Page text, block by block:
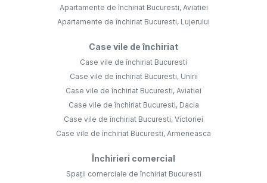
Apartamente de închiriat Bucuresti, Aviatiei
Apartamente de închiriat Bucuresti, Lujerului
Case vile de închiriat
Case vile de închiriat Bucuresti
Case vile de închiriat Bucuresti, Unirii
Case vile de închiriat Bucuresti, Aviatiei
Case vile de închiriat Bucuresti, Dacia
Case vile de închiriat Bucuresti, Victoriei
Case vile de închiriat Bucuresti, Armeneasca
Închirieri comercial
Spații comerciale de închiriat Bucuresti